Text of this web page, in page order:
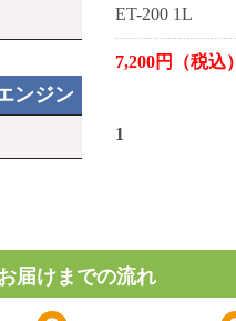
ET-200 1L
7,200円（税込）
1
ンジン
届けまでの流れ